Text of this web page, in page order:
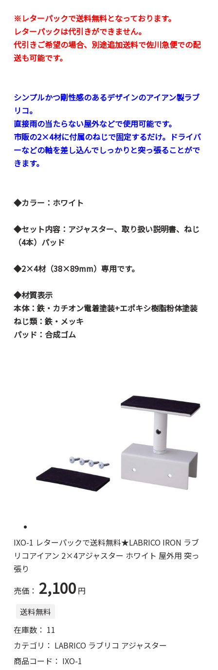
※レターパックで送料無料となっております。
レターパックは代引きができません。
代引きご希望の場合、別途追加送料で佐川急便での配
送も可能です。
シンプルかつ剛性感のあるデザインのアイアン製ラブ
リコ。
直接雨の当たらない屋外などで使用可能です。
市販の2×4材に付属のねじで固定するだけ。ドライバ
ーなどの軸を差し込んでしっかりと突っ張ることがで
きます。
◆カラー：ホワイト
◆セット内容：アジャスター、取り扱い説明書、ねじ
（4本）パッド
◆2×4材（38×89mm）専用です。
◆材質表示
本体：鉄・カチオン電着塗装+エポキシ樹脂粉体塗装
ねじ類：鉄・メッキ
パッド：合成ゴム
IXO-1 レターパックで送料無料★LABRICO IRON ラブ
リコアイアン 2×4アジャスター ホワイト 屋外用 突っ
張り
売価： 2,100 円
送料無料
在庫数： 11
カテゴリ： LABRICO ラブリコ アジャスター
商品コード： IXO-1